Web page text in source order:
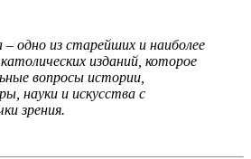
одно из старейших и наиболее
изданий, которое
вопросы истории,
науки и искусства с
зрения.